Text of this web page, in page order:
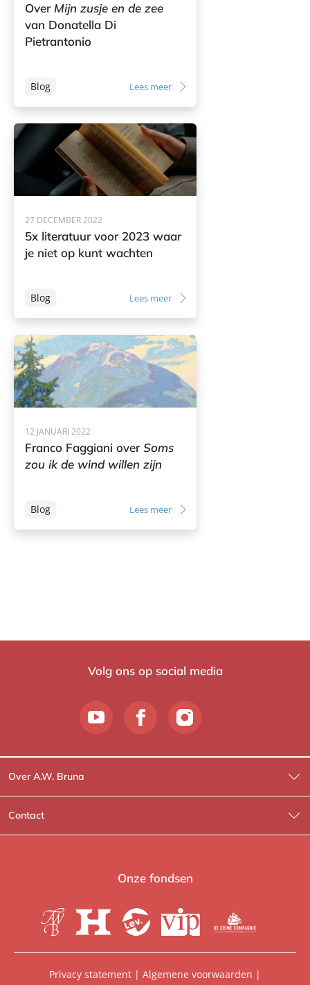
Over Mijn zusje en de zee
van Donatella Di
Pietrantonio
Blog Lees meer
27 DECEMBER 2022
5x literatuur voor 2023 waar
je niet op kunt wachten
Blog Lees meer
12 JANUARI 2022
Franco Faggiani overSoms
zou ik de wind willen zijn
Blog Lees meer
Volg ons op social media
Over A.W. Bruna
Wat wij doen
Wie is Wie?
Heartbeat
Contact
Contactinformatie
Voor de boekhandels
Onze fondsen
Privacy statement | Algemene voorwaarden |